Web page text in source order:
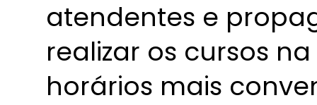
atendentes e
realizar os cursos
horários mais